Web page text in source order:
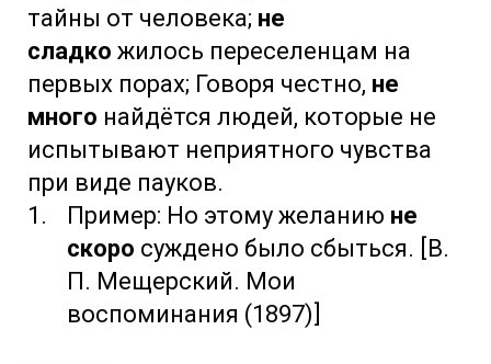
тайны от человека; не
сладко жилось переселенцам на
первых порах; Говоря честно, не
много найдётся людей, которые не
испытывают неприятного чувства
при виде пауков.
Пример: Но этому желанию не
скоро суждено было сбыться. [В.
П. Мещерский. Мои
воспоминания (1897)]